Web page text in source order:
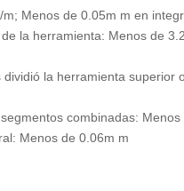
Menos de 0.05m m en
la herramienta: Menos de 3.2
la herramienta
combinadas:
Menos de 0.06m m